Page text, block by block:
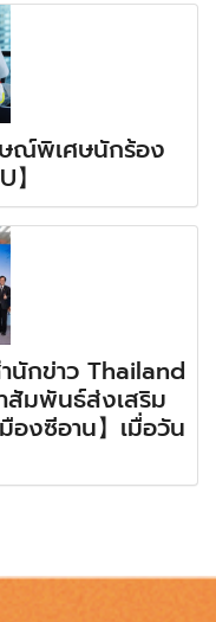
ษณ์พิเศษนักร้อง
นักข่าว Thailand
สัมพันธ์ส่งเสริม
องซีอาน】เมื่อวัน